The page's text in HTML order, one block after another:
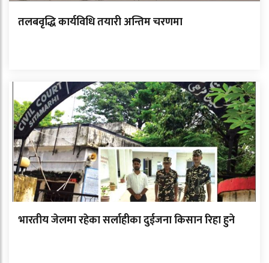
तलबवृद्धि कार्यविधि तयारी अन्तिम चरणमा
भारतीय जेलमा रहेका सर्लाहीका दुईजना किसान रिहा हुने